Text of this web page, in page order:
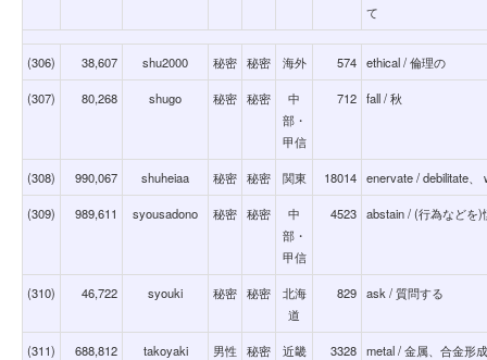
て
(306) 38,607 shu2000 秘密 秘密 海外 574 ethical / 倫理の
(307) 80,268 shugo 秘密 秘密
中
部・
甲信
712 fall / 秋
(308) 990,067 shuheiaa 秘密 秘密 関東 18014 enervate / debilitate、
(309) 989,611 syousadono 秘密 秘密
中
部・
甲信
4523 abstain / (行為などを
(310) 46,722 syouki 秘密 秘密
北海
道
829 ask / 質問する
(311) 688,812 takoyaki 男性 秘密 近畿 3328 metal / 金属、合金形